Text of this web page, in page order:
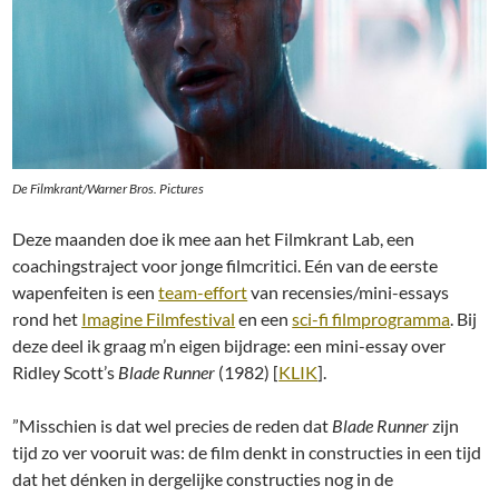
De Filmkrant/Warner Bros. Pictures
Deze maanden doe ik mee aan het Filmkrant Lab, een
coachingstraject voor jonge filmcritici. Eén van de eerste
wapenfeiten is eenteam-effortvan recensies/mini-essays
rond het Imagine Filmfestival en eensci-fi filmprogramma. Bij
deze deel ik graag m’n eigen bijdrage: een mini-essay over
Ridley Scott’s Blade Runner (1982) [KLIK].
”Misschien is dat wel precies de reden dat Blade Runnerzijn
tijd zo ver vooruit was: de film denkt in constructies in een tijd
dat het dénken in dergelijke constructies nog in de